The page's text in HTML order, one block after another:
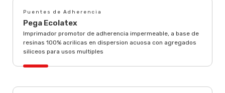
Puentes de Adherencia
Pega Ecolatex
Imprimador promotor de adherencia impermeable, a base de
resinas 100% acrilicas en dispersion acuosa con agregados
siliceos para usos multiples